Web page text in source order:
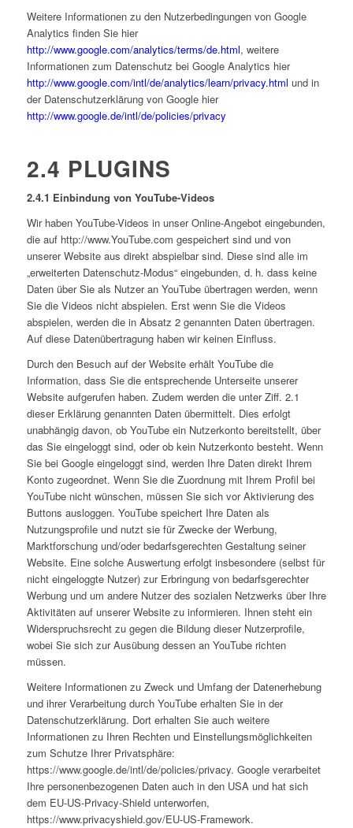
Weitere Informationen zu den Nutzerbedingungen von Google
Analytics finden Sie hier
http://www.google.com/analytics/terms/de.html, weitere
Informationen zum Datenschutz bei Google Analytics hier
http://www.google.com/intl/de/analytics/learn/privacy.html und in
der Datenschutzerklärung von Google hier
http://www.google.de/intl/de/policies/privacy
2.4 PLUGINS
2.4.1 Einbindung von YouTube-Videos
Wir haben YouTube-Videos in unser Online-Angebot eingebunden,
die auf http://www.YouTube.com gespeichert sind und von
unserer Website aus direkt abspielbar sind. Diese sind alle im
„erweiterten Datenschutz-Modus“ eingebunden, d. h. dass keine
Daten über Sie als Nutzer an YouTube übertragen werden, wenn
Sie die Videos nicht abspielen. Erst wenn Sie die Videos
abspielen, werden die in Absatz 2 genannten Daten übertragen.
Auf diese Datenübertragung haben wir keinen Einfluss.
Durch den Besuch auf der Website erhält YouTube die
Information, dass Sie die entsprechende Unterseite unserer
Website aufgerufen haben. Zudem werden die unter Ziff. 2.1
dieser Erklärung genannten Daten übermittelt. Dies erfolgt
unabhängig davon, ob YouTube ein Nutzerkonto bereitstellt, über
das Sie eingeloggt sind, oder ob kein Nutzerkonto besteht. Wenn
Sie bei Google eingeloggt sind, werden Ihre Daten direkt Ihrem
Konto zugeordnet. Wenn Sie die Zuordnung mit Ihrem Profil bei
YouTube nicht wünschen, müssen Sie sich vor Aktivierung des
Buttons ausloggen. YouTube speichert Ihre Daten als
Nutzungsprofile und nutzt sie für Zwecke der Werbung,
Marktforschung und/oder bedarfsgerechten Gestaltung seiner
Website. Eine solche Auswertung erfolgt insbesondere (selbst für
nicht eingeloggte Nutzer) zur Erbringung von bedarfsgerechter
Werbung und um andere Nutzer des sozialen Netzwerks über Ihre
Aktivitäten auf unserer Website zu informieren. Ihnen steht ein
Widerspruchsrecht zu gegen die Bildung dieser Nutzerprofile,
wobei Sie sich zur Ausübung dessen an YouTube richten
müssen.
Weitere Informationen zu Zweck und Umfang der Datenerhebung
und ihrer Verarbeitung durch YouTube erhalten Sie in der
Datenschutzerklärung. Dort erhalten Sie auch weitere
Informationen zu Ihren Rechten und Einstellungsmöglichkeiten
zum Schutze Ihrer Privatsphäre:
https://www.google.de/intl/de/policies/privacy. Google verarbeitet
Ihre personenbezogenen Daten auch in den USA und hat sich
dem EU-US-Privacy-Shield unterworfen,
https://www.privacyshield.gov/EU-US-Framework.